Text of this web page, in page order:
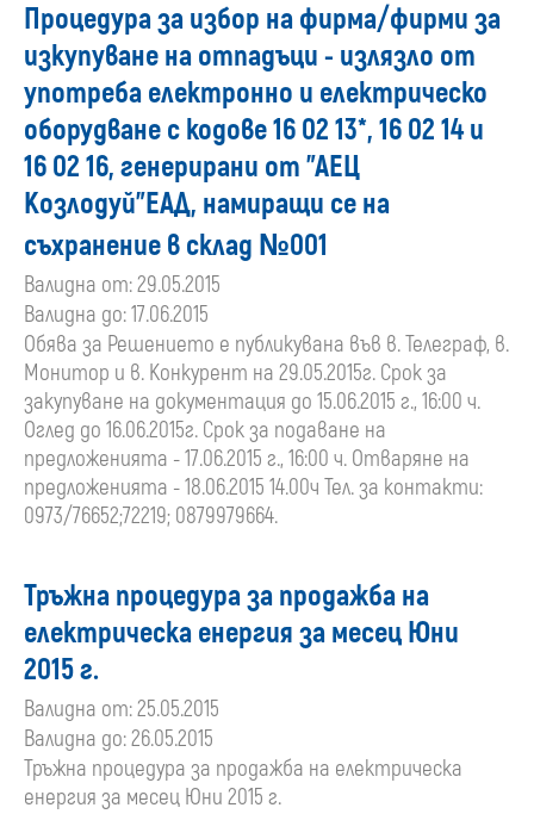
Процедура за избор на фирма/фирми за
изкупуване на отпадъци - излязло от
употреба електронно и електрическо
оборудване с кодове 16 02 13*, 16 02 14 и
16 02 16, генерирани от "АЕЦ
Козлодуй"ЕАД, намиращи се на
съхранение в склад №001
Валидна от: 29.05.2015
Валидна до: 17.06.2015
Обява за Решението е публикувана във в. Телеграф, в.
Монитор и в. Конкурент на 29.05.2015г. Срок за
закупуване на документация до 15.06.2015 г., 16:00 ч.
Оглед до 16.06.2015г. Срок за подаване на
предложенията - 17.06.2015 г., 16:00 ч. Отваряне на
предложенията - 18.06.2015 14.00ч Тел. за контакти:
0973/76652;72219; 0879979664.
Тръжна процедура за продажба на
електрическа енергия за месец Юни
2015 г.
Валидна от: 25.05.2015
Валидна до: 26.05.2015
Тръжна процедура за продажба на електрическа
енергия за месец Юни 2015 г.